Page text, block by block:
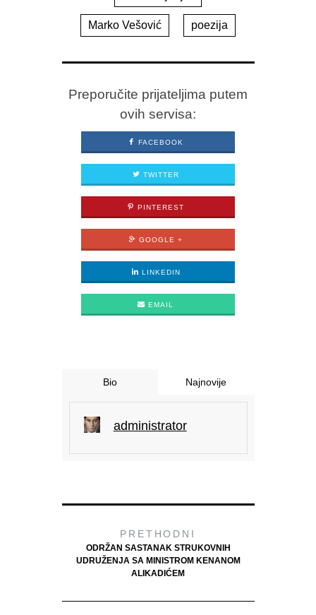
Marko Vešović poezija
Preporučite prijateljima putem
ovih servisa:
FACEBOOK
TWITTER
PINTEREST
GOOGLE +
LINKEDIN
EMAIL
Bio Najnovije
administrator
PRETHODNI
ODRŽAN SASTANAK STRUKOVNIH
UDRUŽENJA SA MINISTROM KENANOM
ALIKADIĆEM